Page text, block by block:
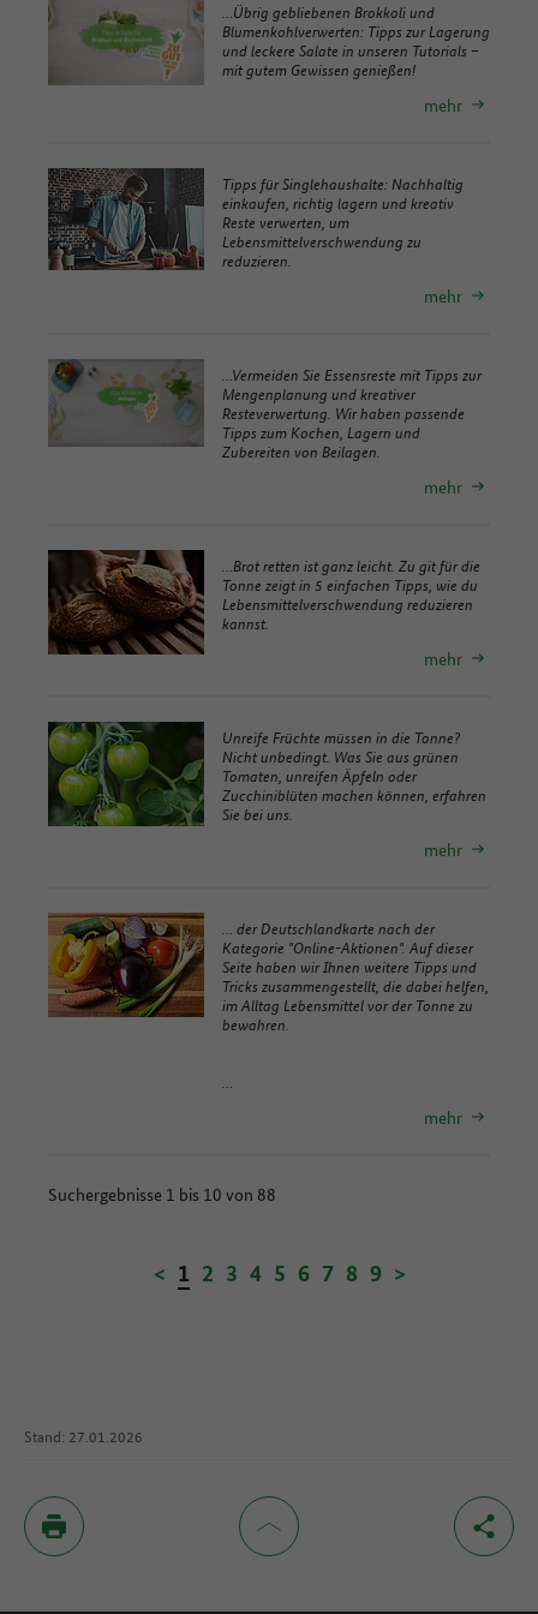
…Übrig gebliebenen Brokkoli und
Blumenkohlverwerten: Tipps zur Lagerung
und leckere Salate in unseren Tutorials –
mit gutem Gewissen genießen!
mehr
Tipps für Singlehaushalte: Nachhaltig
einkaufen, richtig lagern und kreativ
Reste verwerten, um
Lebensmittelverschwendung zu
reduzieren.
mehr
…Vermeiden Sie Essensreste mit Tipps zur
Mengenplanung und kreativer
Resteverwertung. Wir haben passende
Tipps zum Kochen, Lagern und
Zubereiten von Beilagen.
mehr
…Brot retten ist ganz leicht. Zu git für die
Tonne zeigt in 5 einfachen Tipps, wie du
Lebensmittelverschwendung reduzieren
kannst.
mehr
Unreife Früchte müssen in die Tonne?
Nicht unbedingt. Was Sie aus grünen
Tomaten, unreifen Äpfeln oder
Zucchiniblüten machen können, erfahren
Sie bei uns.
mehr
… der Deutschlandkarte nach der
Kategorie "Online-Aktionen". Auf dieser
Seite haben wir Ihnen weitere Tipps und
Tricks zusammengestellt, die dabei helfen,
im Alltag Lebensmittel vor der Tonne zu
bewahren.
…
mehr
Suchergebnisse 1 bis 10 von 88
< 1 2 3 4 5 6 7 8 9 >
Stand: 27.01.2026